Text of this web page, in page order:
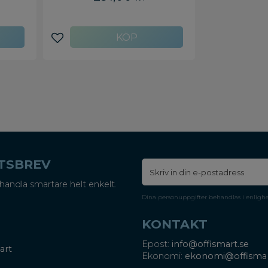
Lägg till i favoriter
smartare helt enkelt.
Dina personuppgifter behandlas i
KONTAKT
Epost: info@offismart.se
Ekonomi: